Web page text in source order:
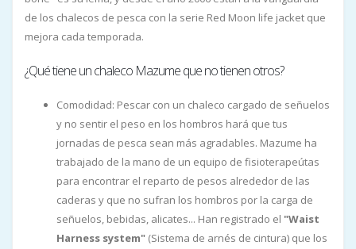
de los chalecos de pesca con la serie Red Moon life jacket que
mejora cada temporada.
¿Qué tiene un chaleco Mazume que no tienen otros?
Comodidad: Pescar con un chaleco cargado de señuelos
y no sentir el peso en los hombros hará que tus
jornadas de pesca sean más agradables. Mazume ha
trabajado de la mano de un equipo de fisioterapeútas
para encontrar el reparto de pesos alrededor de las
caderas y que no sufran los hombros por la carga de
señuelos, bebidas, alicates... Han registrado el "Waist
Harness system" (Sistema de arnés de cintura) que los